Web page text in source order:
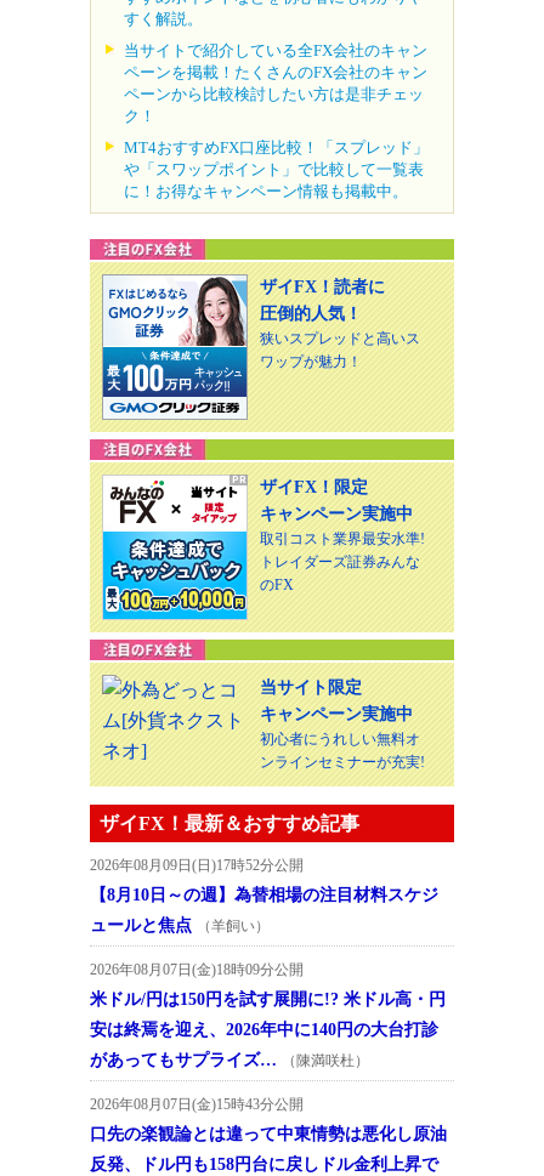
すく解説。
当サイトで紹介している全FX会社のキャン
ペーンを掲載！たくさんのFX会社のキャン
ペーンから比較検討したい方は是非チェッ
ク！
MT4おすすめFX口座比較！「スプレッド」
や「スワップポイント」で比較して一覧表
に！お得なキャンペーン情報も掲載中。
ザイFX！読者に
圧倒的人気！
狭いスプレッドと高いス
ワップが魅力！
ザイFX！限定
キャンペーン実施中
取引コスト業界最安水準!
トレイダーズ証券みんな
のFX
当サイト限定
キャンペーン実施中
初心者にうれしい無料オ
ンラインセミナーが充実!
ザイFX！最新＆おすすめ記事
2026年08月09日(日)17時52分公開
【8月10日～の週】為替相場の注目材料スケジ
ュールと焦点
（羊飼い）
2026年08月07日(金)18時09分公開
米ドル/円は150円を試す展開に!? 米ドル高・円
安は終焉を迎え、2026年中に140円の大台打診
があってもサプライズ…
（陳満咲杜）
2026年08月07日(金)15時43分公開
口先の楽観論とは違って中東情勢は悪化し原油
反発、ドル円も158円台に戻しドル金利上昇で